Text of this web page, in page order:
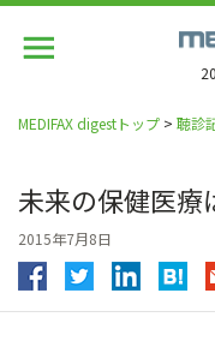
MEDIFAX digestトップ > 聴診
未来の保健医療
2015年7月8日